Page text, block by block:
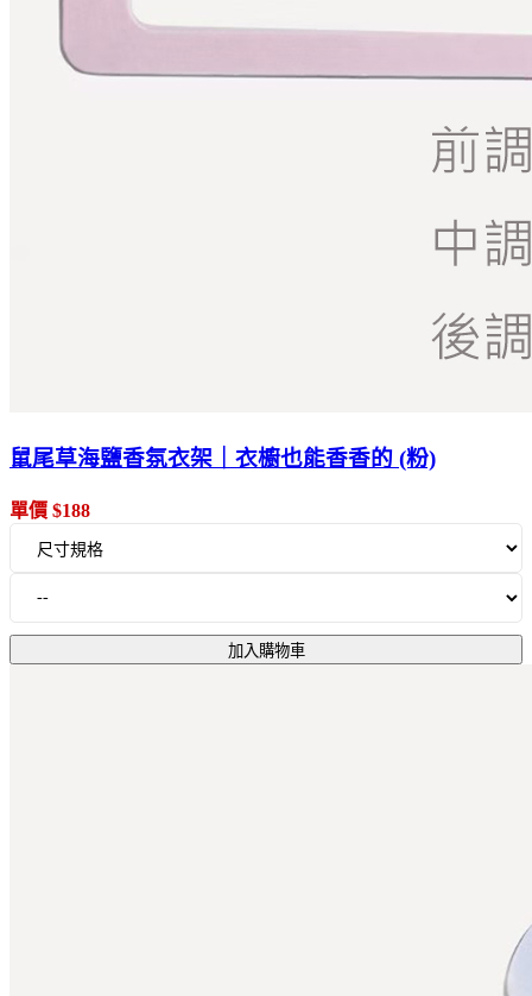
鼠尾草海鹽香氛衣架｜衣櫥也能香香的 (粉)
單價 $188
加入購物車